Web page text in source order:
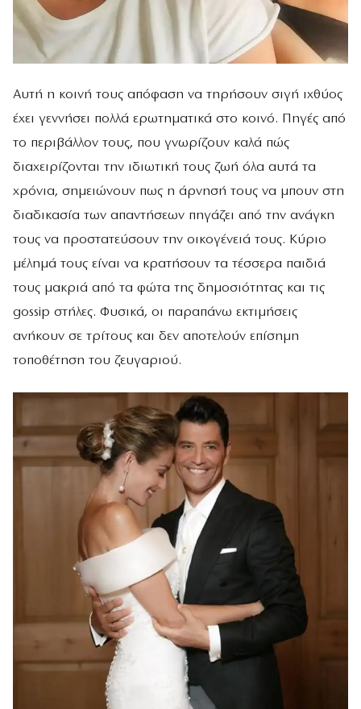
Αυτή η κοινή τους απόφαση να τηρήσουν σιγή ιχθύος
έχει γεννήσει πολλά ερωτηματικά στο κοινό. Πηγές από
το περιβάλλον τους, που γνωρίζουν καλά πώς
διαχειρίζονται την ιδιωτική τους ζωή όλα αυτά τα
χρόνια, σημειώνουν πως η άρνησή τους να μπουν στη
διαδικασία των απαντήσεων πηγάζει από την ανάγκη
τους να προστατεύσουν την οικογένειά τους. Κύριο
μέλημά τους είναι να κρατήσουν τα τέσσερα παιδιά
τους μακριά από τα φώτα της δημοσιότητας και τις
gossip στήλες. Φυσικά, οι παραπάνω εκτιμήσεις
ανήκουν σε τρίτους και δεν αποτελούν επίσημη
τοποθέτηση του ζευγαριού.